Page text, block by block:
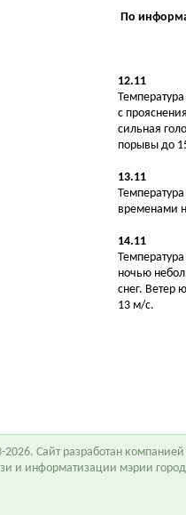
По
12.11
с
сильная
порывы до
13.11
временами
14.11
ночью
снег. Ветер
13 м/с.
Сайт разработан компанией
и информатизации мэрии